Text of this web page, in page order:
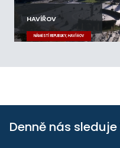
HAVÍŘOV
NÁMĚSTÍ REPUBLIKY, HAVÍŘOV
Denně nás sleduje